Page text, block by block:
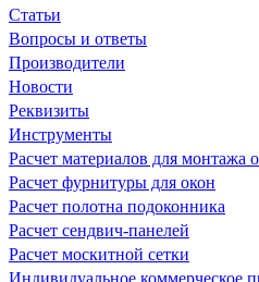
Статьи
Вопросы и ответы
Производители
Новости
Реквизиты
Инструменты
Расчет материалов для монтажа
Расчет фурнитуры для окон
Расчет полотна подоконника
Расчет сендвич-панелей
Расчет москитной сетки
Индивидуальное коммерческое